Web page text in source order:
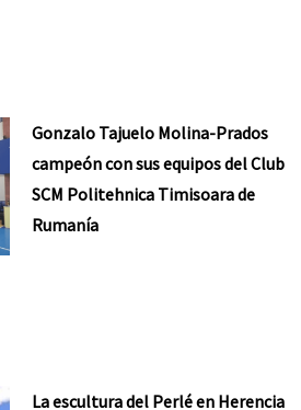
Gonzalo Tajuelo Molina-Prados
campeón con sus equipos del Club
SCM Politehnica Timisoara de
Rumanía
La escultura del Perlé en Herencia